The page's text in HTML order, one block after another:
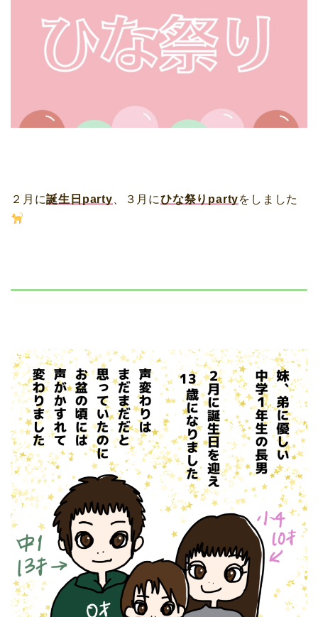
２月に誕生日party 、３月にひな祭りpartyをしました